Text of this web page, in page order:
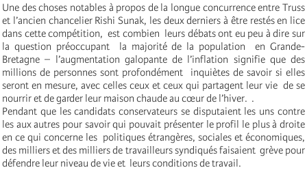
Une des choses notables à propos de la longue concurrence entre Truss
et l’ancien chancelier Rishi Sunak, les deux derniers à être restés en lice
dans cette compétition, est combien leurs débats ont eu peu à dire sur
la question préoccupant la majorité de la population en Grande-
Bretagne – l’augmentation galopante de l’inflation signifie que des
millions de personnes sont profondément inquiètes de savoir si elles
seront en mesure, avec celles ceux et ceux qui partagent leur vie de se
nourrir et de garder leur maison chaude au cœur de l’hiver. .
Pendant que les candidats conservateurs se disputaient les uns contre
les aux autres pour savoir qui pouvait présenter le profil le plus à droite
en ce qui concerne les politiques étrangères, sociales et économiques,
des milliers et des milliers de travailleurs syndiqués faisaient grève pour
défendre leur niveau de vie et leurs conditions de travail.